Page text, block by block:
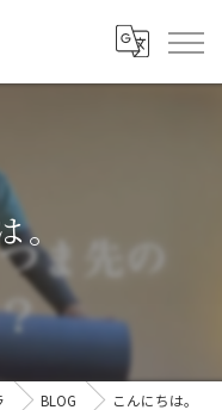
。
BLOG こんにちは。